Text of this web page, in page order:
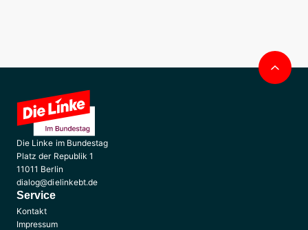
Die Linke im Bundestag
Platz der Republik 1
11011 Berlin
dialog@dielinkebt.de
Service
Kontakt
Impressum